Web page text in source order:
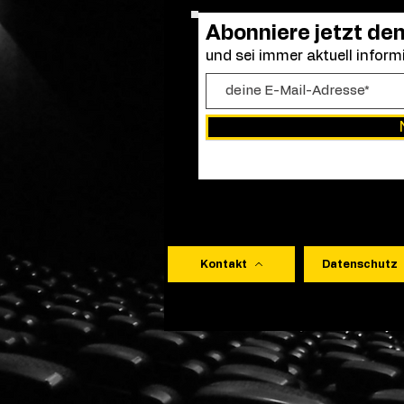
Abonniere jetzt
und sei immer aktuell
Kontakt Datenschutz